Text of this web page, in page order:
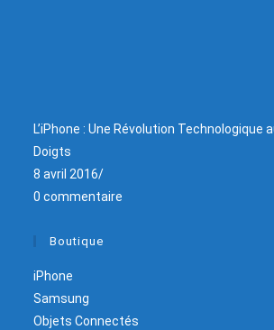
L’iPhone : Une Révolution Technologique
Doigts
8 avril 2016/
0 commentaire
Boutique
iPhone
Samsung
Objets Connectés